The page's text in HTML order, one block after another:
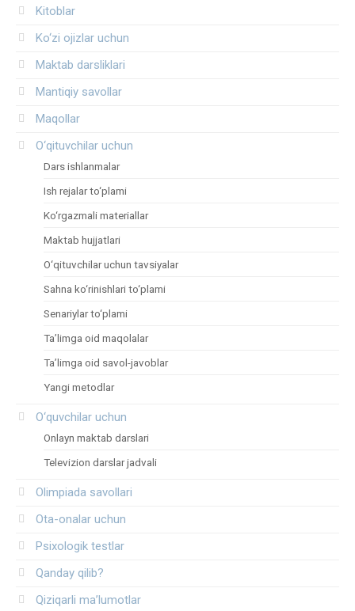
Kitoblar
Ko‘zi ojizlar uchun
Maktab darsliklari
Mantiqiy savollar
Maqollar
O‘qituvchilar uchun
Dars ishlanmalar
Ish rejalar to‘plami
Ko‘rgazmali materiallar
Maktab hujjatlari
O‘qituvchilar uchun tavsiyalar
Sahna ko‘rinishlari to‘plami
Senariylar to‘plami
Ta’limga oid maqolalar
Ta’limga oid savol-javoblar
Yangi metodlar
O‘quvchilar uchun
Onlayn maktab darslari
Televizion darslar jadvali
Olimpiada savollari
Ota-onalar uchun
Psixologik testlar
Qanday qilib?
Qiziqarli ma’lumotlar